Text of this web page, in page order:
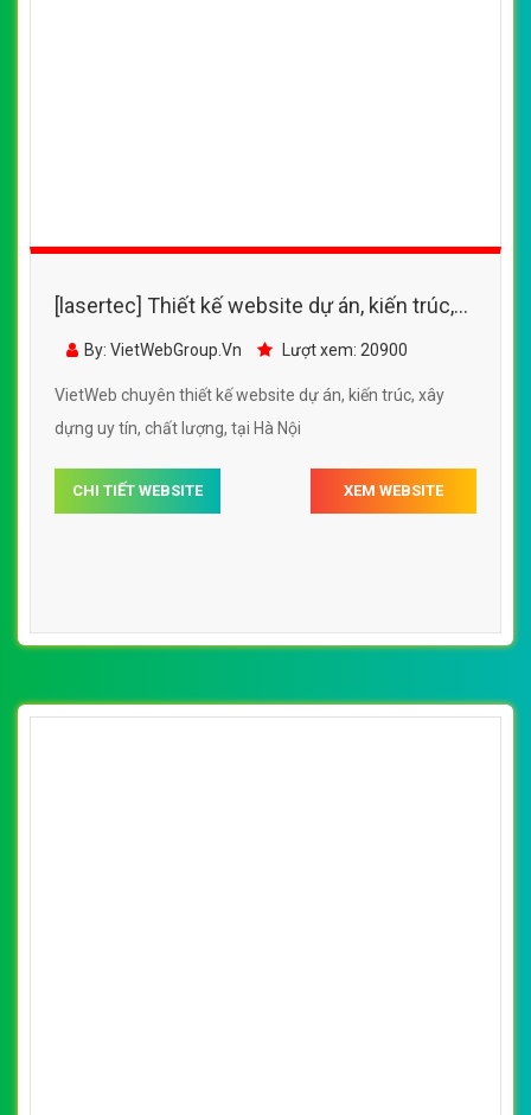
[lasertec] Thiết kế website dự án, kiến trúc,
xây dựng đẹp SEO tốt
By: VietWebGroup.Vn Lượt xem: 20900
VietWeb chuyên thiết kế website dự án, kiến trúc, xây
dựng uy tín, chất lượng, tại Hà Nội
CHI TIẾT WEBSITE XEM WEBSITE